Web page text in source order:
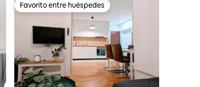
Favorito entre huéspedes
Favorito entre huéspedes